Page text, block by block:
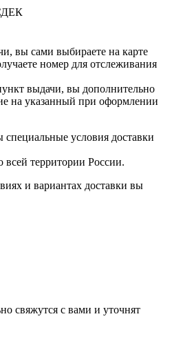
вы сами выбираете на карте
номер для отслеживания
выдачи, вы дополнительно
на указанный при оформлении
условия доставки
всей территории России.
и вариантах доставки вы
свяжутся с вами и уточнят